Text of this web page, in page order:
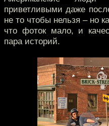
приветливыми даже
не то чтобы нельзя – но
что фоток мало, и
пара историй.